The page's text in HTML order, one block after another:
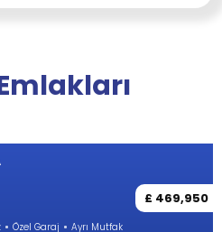
Eşyasız Özel Havuz